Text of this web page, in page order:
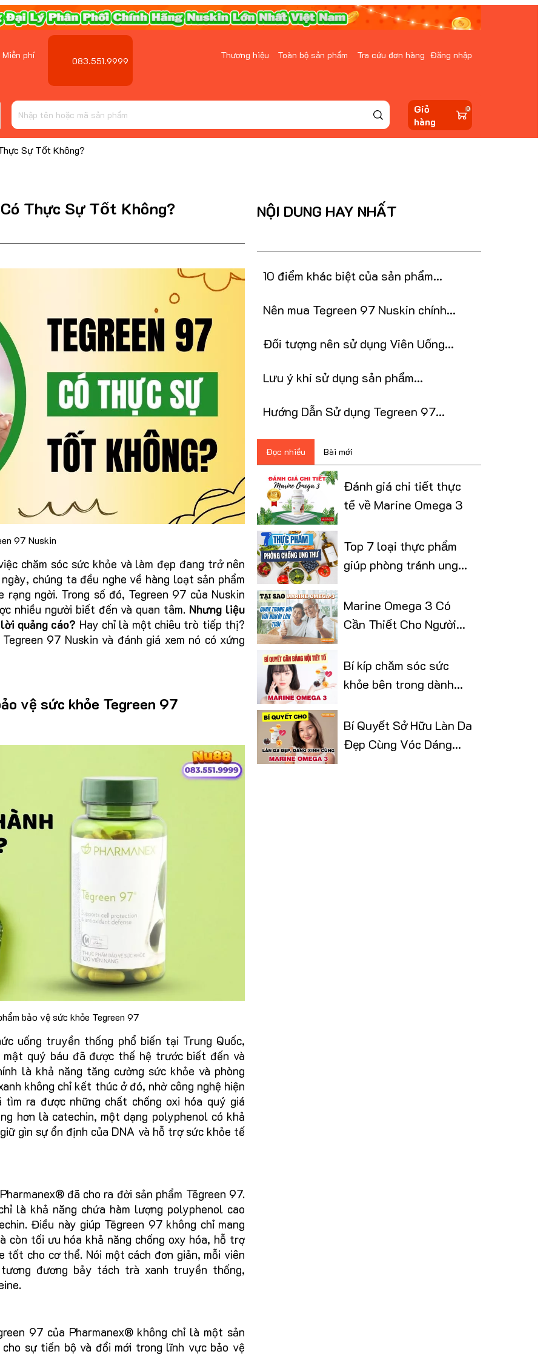
phí 083.551.9999 Thương hiệu Toàn bộ sản phẩm Tra cứu đơn hàng Đăng nhập
0
Giỏ
hàng
Sự Tốt Không?
Thực Sự Tốt Không?
97 Nuskin
chăm sóc sức khỏe và làm đẹp đang trở nên
chúng ta đều nghe về hàng loạt sản phẩm
ngời. Trong số đó, Tegreen 97 của Nuskin
nhiều người biết đến và quan tâm. Nhưng liệu
quảng cáo? Hay chỉ là một chiêu trò tiếp thị?
97 Nuskin và đánh giá xem nó có xứng
vệ sức khỏe Tegreen 97
bảo vệ sức khỏe Tegreen 97
uống truyền thống phổ biến tại Trung Quốc,
quý báu đã được thế hệ trước biết đến và
là khả năng tăng cường sức khỏe và phòng
không chỉ kết thúc ở đó, nhờ công nghệ hiện
ra được những chất chống oxi hóa quý giá
hơn là catechin, một dạng polyphenol có khả
gìn sự ổn định của DNA và hỗ trợ sức khỏe tế
đã cho ra đời sản phẩm Tēgreen 97.
là khả năng chứa hàm lượng polyphenol cao
Điều này giúp Tēgreen 97 không chỉ mang
còn tối ưu hóa khả năng chống oxy hóa, hỗ trợ
cho cơ thể. Nói một cách đơn giản, mỗi viên
đương bảy tách trà xanh truyền thống,
97 của Pharmanex® không chỉ là một sản
sự tiến bộ và đổi mới trong lĩnh vực bảo vệ
NỘI DUNG HAY NHẤT
10 điểm khác biệt của sản phẩm
Nên mua Tegreen 97 Nuskin chính
Đối tượng nên sử dụng Viên Uống
Lưu ý khi sử dụng sản phẩm
Hướng Dẫn Sử dụng Tegreen 97
Đọc nhiều Bài mới
Đánh giá chi tiết thực
tế về Marine Omega 3
Top 7 loại thực phẩm
giúp phòng tránh ung
Marine Omega 3 Có
Cần Thiết Cho Người
Bí kíp chăm sóc sức
khỏe bên trong dành
Bí Quyết Sở Hữu Làn Da
Đẹp Cùng Vóc Dáng